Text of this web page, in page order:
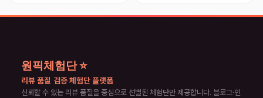
원픽체험단 ⭐
리뷰 품질 검증 체험단 플랫폼
신뢰할 수 있는 리뷰 품질을 중심으로 선별된 체험단만 제공합니다. 블로그·인